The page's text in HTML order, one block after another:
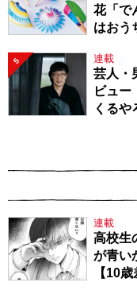
花「で
はおう
5 連載
芸人・
ビュー
くるや
連載
高校生
が青い
【10